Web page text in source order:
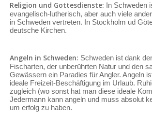
Religion und Gottesdienste: In Schweden
evangelisch-lutherisch, aber auch viele
in Schweden vertreten. In Stockholm ud
deutsche Kirchen.
Angeln in Schweden: Schweden ist dank
Fischarten, der unberührten Natur und den
Gewässern ein Paradies für Angler. Angeln
ideale Freizeit-Beschäftigung im Urlaub.
zugleich (wo sonst hat man diese ideale
Jedermann kann angeln und muss absolut
um erfolg zu haben.